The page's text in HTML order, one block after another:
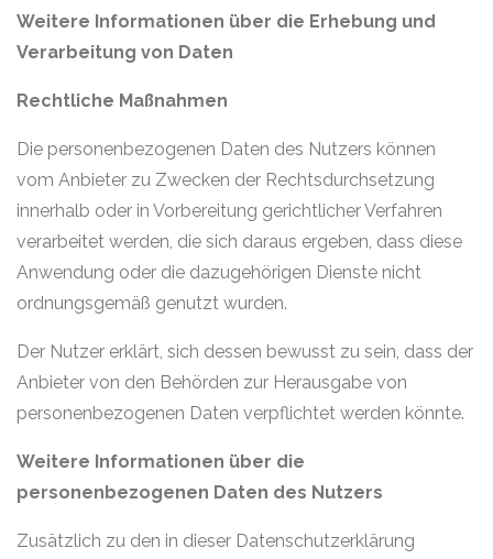
Weitere Informationen über die Erhebung und
Verarbeitung von Daten
Rechtliche Maßnahmen
Die personenbezogenen Daten des Nutzers können
vom Anbieter zu Zwecken der Rechtsdurchsetzung
innerhalb oder in Vorbereitung gerichtlicher Verfahren
verarbeitet werden, die sich daraus ergeben, dass diese
Anwendung oder die dazugehörigen Dienste nicht
ordnungsgemäß genutzt wurden.
Der Nutzer erklärt, sich dessen bewusst zu sein, dass der
Anbieter von den Behörden zur Herausgabe von
personenbezogenen Daten verpflichtet werden könnte.
Weitere Informationen über die
personenbezogenen Daten des Nutzers
Zusätzlich zu den in dieser Datenschutzerklärung